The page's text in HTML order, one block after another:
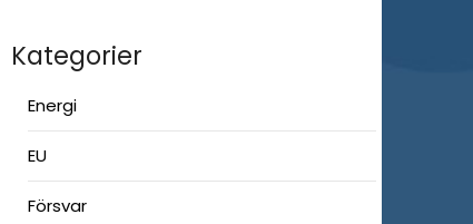
Kategorier
Energi
EU
Försvar